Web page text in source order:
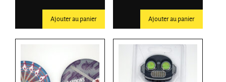
Ajouter au panier Ajouter au panier